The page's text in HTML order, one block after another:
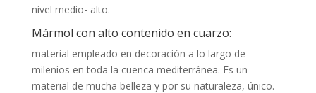
nivel medio- alto.
Mármol con alto contenido en cuarzo:
material empleado en decoración a lo largo de
milenios en toda la cuenca mediterránea. Es un
material de mucha belleza y por su naturaleza, único.